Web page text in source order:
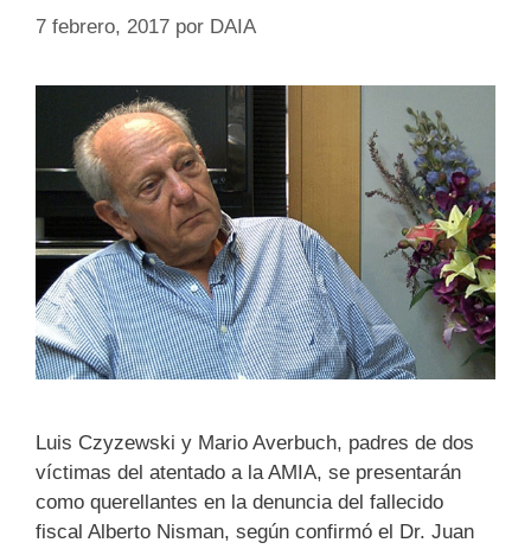
7 febrero, 2017 por DAIA
Luis Czyzewski y Mario Averbuch, padres de dos
víctimas del atentado a la AMIA, se presentarán
como querellantes en la denuncia del fallecido
fiscal Alberto Nisman, según confirmó el Dr. Juan